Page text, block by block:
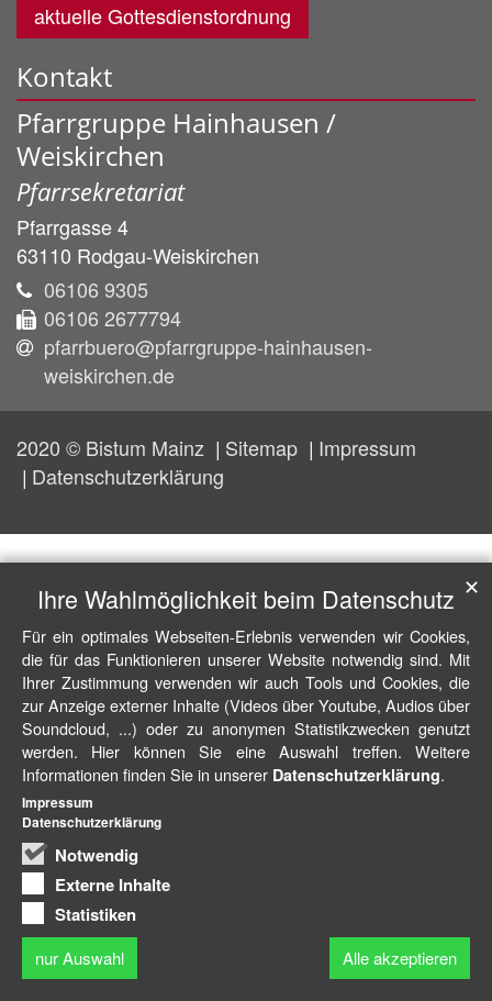
aktuelle Gottesdienstordnung
Kontakt
Pfarrgruppe Hainhausen /
Weiskirchen
Pfarrsekretariat
Pfarrgasse 4
63110 Rodgau-Weiskirchen
06106 9305
06106 2677794
pfarrbuero@pfarrgruppe-hainhausen-
weiskirchen.de
2020 © Bistum Mainz Sitemap
Impressum
Datenschutzerklärung
Ihre Wahlmöglichkeit beim Datenschutz
Für ein optimales Webseiten-Erlebnis verwenden wir Cookies,
die für das Funktionieren unserer Website notwendig sind. Mit
Ihrer Zustimmung verwenden wir auch Tools und Cookies, die
zur Anzeige externer Inhalte (Videos über Youtube, Audios über
Soundcloud, ...) oder zu anonymen Statistikzwecken genutzt
werden. Hier können Sie eine Auswahl treffen. Weitere
Informationen finden Sie in unserer Datenschutzerklärung.
Notwendig
Externe Inhalte
Statistiken
nur Auswahl Alle akzeptieren
✕
Impressum
Datenschutzerklärung